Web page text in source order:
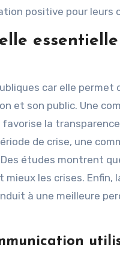
positive pour leurs
car elle permet
et son public. Une
la
de crise, une
études montrent
les crises. Enfin,
à une meilleure